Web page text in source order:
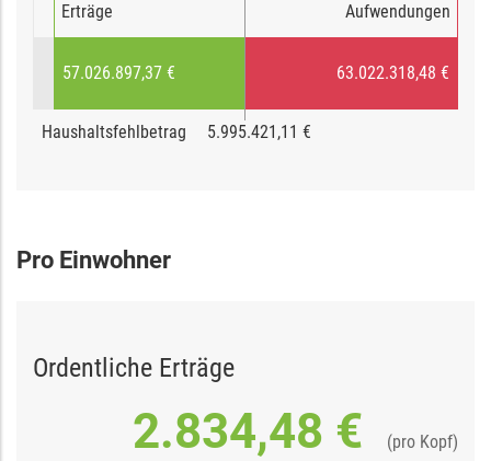
Erträge
57.026.897,37 €
Aufwendungen
63.022.318,48 €
Haushaltsfehlbetrag 5.995.421,11 €
Pro Einwohner
Ordentliche Erträge
2.834,48 € (pro Kopf)